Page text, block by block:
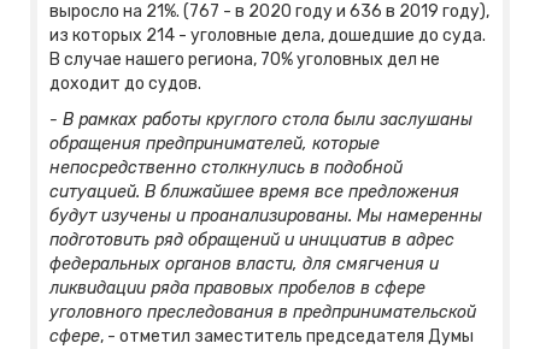
выросло на 21%. (767 - в 2020 году и 636 в 2019 году),
из которых 214 - уголовные дела, дошедшие до суда.
В случае нашего региона, 70% уголовных дел не
доходит до судов.
- В рамках работы круглого стола были заслушаны
обращения предпринимателей, которые
непосредственно столкнулись в подобной
ситуацией. В ближайшее время все предложения
будут изучены и проанализированы. Мы намеренны
подготовить ряд обращений и инициатив в адрес
федеральных органов власти, для смягчения и
ликвидации ряда правовых пробелов в сфере
уголовного преследования в предпринимательской
сфере, - отметил заместитель председателя Думы